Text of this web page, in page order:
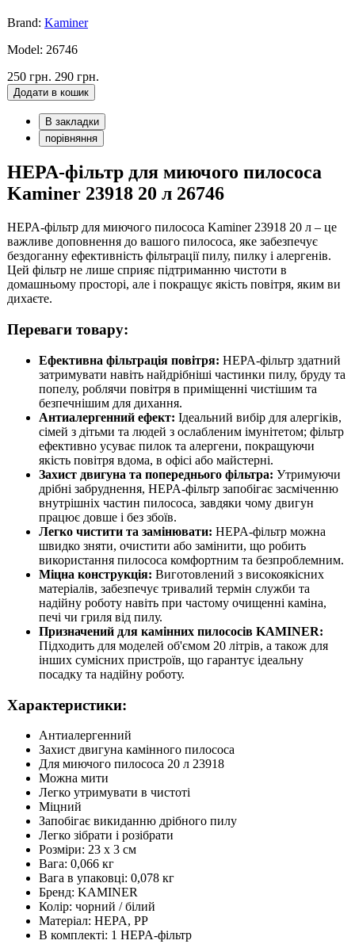
Brand: Kaminer
Model: 26746
250 грн. 290 грн.
Додати в кошик
В закладки
порівняння
HEPA-фільтр для миючого пилососа
Kaminer 23918 20 л 26746
HEPA-фільтр для миючого пилососа Kaminer 23918 20 л – це
важливе доповнення до вашого пилососа, яке забезпечує
бездоганну ефективність фільтрації пилу, пилку і алергенів.
Цей фільтр не лише сприяє підтриманню чистоти в
домашньому просторі, але і покращує якість повітря, яким ви
дихаєте.
Переваги товару:
Ефективна фільтрація повітря: HEPA-фільтр здатний
затримувати навіть найдрібніші частинки пилу, бруду та
попелу, роблячи повітря в приміщенні чистішим та
безпечнішим для дихання.
Антиалергенний ефект: Ідеальний вибір для алергіків,
сімей з дітьми та людей з ослабленим імунітетом; фільтр
ефективно усуває пилок та алергени, покращуючи
якість повітря вдома, в офісі або майстерні.
Захист двигуна та попереднього фільтра: Утримуючи
дрібні забруднення, HEPA-фільтр запобігає засміченню
внутрішніх частин пилососа, завдяки чому двигун
працює довше і без збоїв.
Легко чистити та замінювати: HEPA-фільтр можна
швидко зняти, очистити або замінити, що робить
використання пилососа комфортним та безпроблемним.
Міцна конструкція: Виготовлений з високоякісних
матеріалів, забезпечує тривалий термін служби та
надійну роботу навіть при частому очищенні каміна,
печі чи гриля від пилу.
Призначений для камінних пилососів KAMINER:
Підходить для моделей об'ємом 20 літрів, а також для
інших сумісних пристроїв, що гарантує ідеальну
посадку та надійну роботу.
Характеристики:
Антиалергенний
Захист двигуна камінного пилососа
Для миючого пилососа 20 л 23918
Можна мити
Легко утримувати в чистоті
Міцний
Запобігає викиданню дрібного пилу
Легко зібрати і розібрати
Розміри: 23 x 3 см
Вага: 0,066 кг
Вага в упаковці: 0,078 кг
Бренд: KAMINER
Колір: чорний / білий
Матеріал: HEPA, PP
В комплекті: 1 HEPA-фільтр